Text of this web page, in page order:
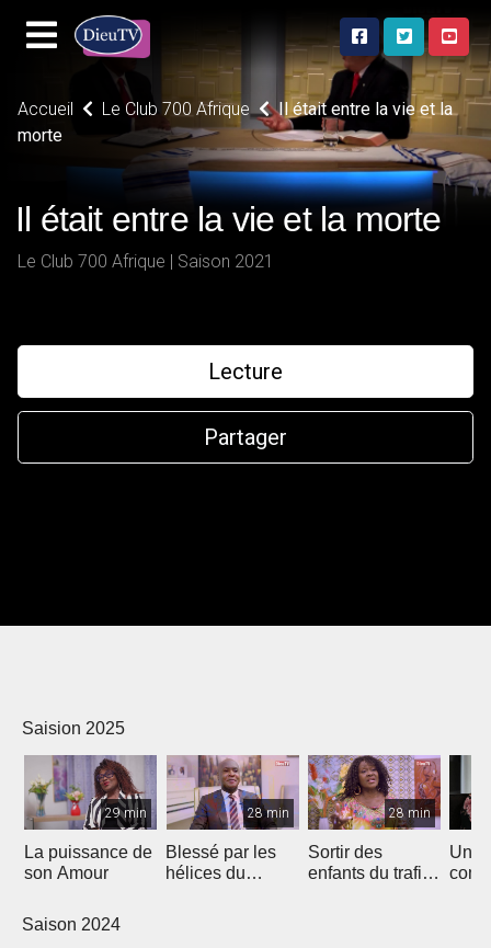
Accueil Le Club 700 Afrique
Il était entre la vie et la
morte
Il était entre la vie et la morte
Le Club 700 Afrique | Saison 2021
Lecture
Partager
Saision 2025
29 min
La puissance de
son Amour
28 min
Blessé par les
hélices du
28 min
Sortir des
enfants du trafic
Un
Saison 2024